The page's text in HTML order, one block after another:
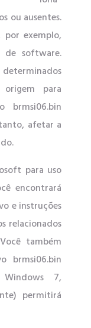
ou ausentes.
por exemplo,
de software.
para
brmsi06.bin
afetar a
para uso
encontrará
e instruções
relacionados
também
brmsi06.bin
7,
permitirá